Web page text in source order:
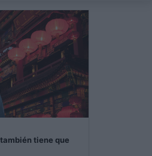
también tiene que